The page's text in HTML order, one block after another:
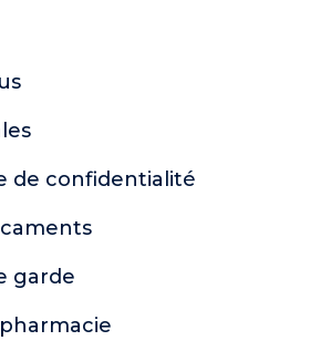
de confidentialité
garde